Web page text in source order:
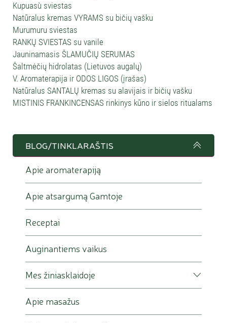
Kupuasù sviestas
Natūralus kremas VYRAMS su bičių vašku
Murumuru sviestas
RANKŲ SVIESTAS su vanile
Jauninamasis ŠLAMUČIŲ SERUMAS
Šaltmėčių hidrolatas (Lietuvos augalų)
V. Aromaterapija ir ODOS LIGOS (įrašas)
Natūralus SANTALŲ kremas su alavijais ir bičių vašku
MISTINIS FRANKINCENSAS rinkinys kūno ir sielos ritualams
BLOG/TINKLARAŠTIS
Apie aromaterapiją
Apie atsargumą Gamtoje
Receptai
Auginantiems vaikus
Mes žiniasklaidoje
Apie masažus